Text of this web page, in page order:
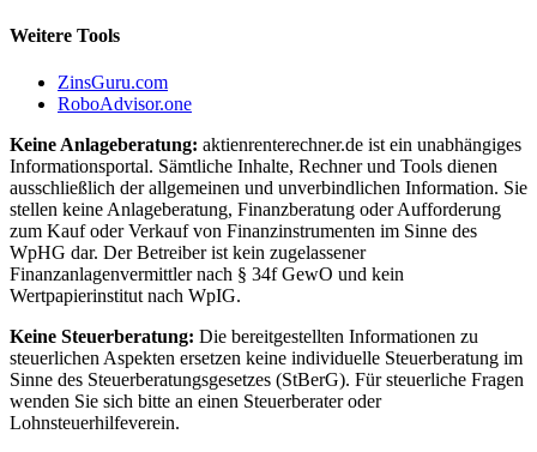
Weitere Tools
ZinsGuru.com
RoboAdvisor.one
Keine Anlageberatung: aktienrenterechner.de ist ein unabhängiges
Informationsportal. Sämtliche Inhalte, Rechner und Tools dienen
ausschließlich der allgemeinen und unverbindlichen Information. Sie
stellen keine Anlageberatung, Finanzberatung oder Aufforderung
zum Kauf oder Verkauf von Finanzinstrumenten im Sinne des
WpHG dar. Der Betreiber ist kein zugelassener
Finanzanlagenvermittler nach § 34f GewO und kein
Wertpapierinstitut nach WpIG.
Keine Steuerberatung: Die bereitgestellten Informationen zu
steuerlichen Aspekten ersetzen keine individuelle Steuerberatung im
Sinne des Steuerberatungsgesetzes (StBerG). Für steuerliche Fragen
wenden Sie sich bitte an einen Steuerberater oder
Lohnsteuerhilfeverein.